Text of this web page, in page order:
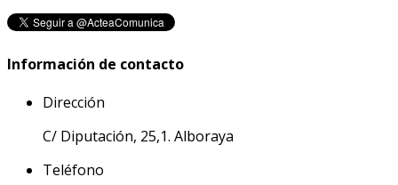
Información de contacto
Dirección
C/ Diputación, 25,1. Alboraya
Teléfono